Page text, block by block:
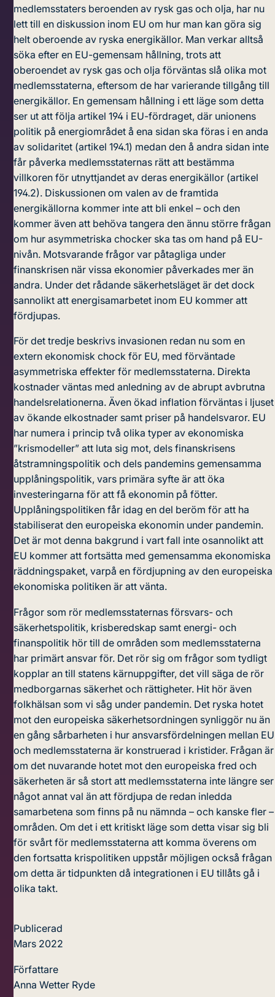
medlemsstaters beroenden av rysk gas och olja, har nu
lett till en diskussion inom EU om hur man kan göra sig
helt oberoende av ryska energikällor. Man verkar alltså
söka efter en EU-gemensam hållning, trots att
oberoendet av rysk gas och olja förväntas slå olika mot
medlemsstaterna, eftersom de har varierande tillgång till
energikällor. En gemensam hållning i ett läge som detta
ser ut att följa artikel 194 i EU-fördraget, där unionens
politik på energiområdet å ena sidan ska föras i en anda
av solidaritet (artikel 194.1) medan den å andra sidan inte
får påverka medlemsstaternas rätt att bestämma
villkoren för utnyttjandet av deras energikällor (artikel
194.2). Diskussionen om valen av de framtida
energikällorna kommer inte att bli enkel – och den
kommer även att behöva tangera den ännu större frågan
om hur asymmetriska chocker ska tas om hand på EU-
nivån. Motsvarande frågor var påtagliga under
finanskrisen när vissa ekonomier påverkades mer än
andra. Under det rådande säkerhetsläget är det dock
sannolikt att energisamarbetet inom EU kommer att
fördjupas.
För det tredje beskrivs invasionen redan nu som en
extern ekonomisk chock för EU, med förväntade
asymmetriska effekter för medlemsstaterna. Direkta
kostnader väntas med anledning av de abrupt avbrutna
handelsrelationerna. Även ökad inflation förväntas i ljuset
av ökande elkostnader samt priser på handelsvaror. EU
har numera i princip två olika typer av ekonomiska
”krismodeller” att luta sig mot, dels finanskrisens
åtstramningspolitik och dels pandemins gemensamma
upplåningspolitik, vars primära syfte är att öka
investeringarna för att få ekonomin på fötter.
Upplåningspolitiken får idag en del beröm för att ha
stabiliserat den europeiska ekonomin under pandemin.
Det är mot denna bakgrund i vart fall inte osannolikt att
EU kommer att fortsätta med gemensamma ekonomiska
räddningspaket, varpå en fördjupning av den europeiska
ekonomiska politiken är att vänta.
Frågor som rör medlemsstaternas försvars- och
säkerhetspolitik, krisberedskap samt energi- och
finanspolitik hör till de områden som medlemsstaterna
har primärt ansvar för. Det rör sig om frågor som tydligt
kopplar an till statens kärnuppgifter, det vill säga de rör
medborgarnas säkerhet och rättigheter. Hit hör även
folkhälsan som vi såg under pandemin. Det ryska hotet
mot den europeiska säkerhetsordningen synliggör nu än
en gång sårbarheten i hur ansvarsfördelningen mellan EU
och medlemsstaterna är konstruerad i kristider. Frågan är
om det nuvarande hotet mot den europeiska fred och
säkerheten är så stort att medlemsstaterna inte längre ser
något annat val än att fördjupa de redan inledda
samarbetena som finns på nu nämnda – och kanske fler –
områden. Om det i ett kritiskt läge som detta visar sig bli
för svårt för medlemsstaterna att komma överens om
den fortsatta krispolitiken uppstår möjligen också frågan
om detta är tidpunkten då integrationen i EU tillåts gå i
olika takt.
Publicerad
Mars 2022
Författare
Anna Wetter Ryde